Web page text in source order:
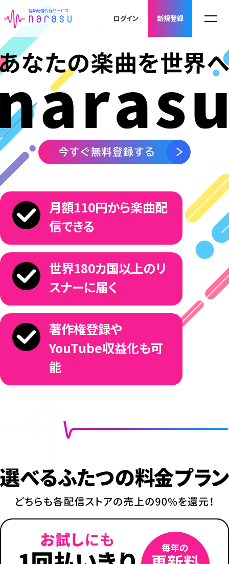
ログイン 新規登録
月額110円から楽曲配
信できる
世界180カ国以上のリ
スナーに届く
著作権登録や
YouTube収益化も可
能
4
5
6
7
8
9
0
1
2
3
「ArtistSpike」は、「narasu」を利用するアーティ
ストがより充実した音楽活動を 行えるようにする
ための、追加費用不要のサポートサービスです。
デジタルプロモーションやアーティストブランディ
ングにおいて大きな実績を残 しているZULAチー
ムと連携、強力で包括的なサポートを提供しま
す。
※「ArtistSpike」は、キュレーターの判断によりサポートの
内容を設定させていただきます。
「ArtistSpike」が提供するサポート
・楽曲のプレイリストインなどを後押しするサブ
ミット機能の利用
・デジタルプロモーションのサポート